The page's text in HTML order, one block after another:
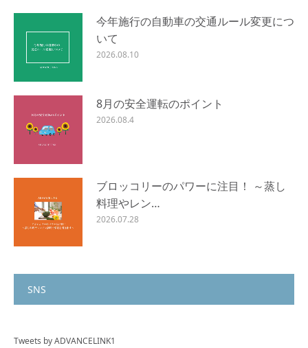
今年施行の自動車の交通ルール変更につ
いて
2026.08.10
8月の安全運転のポイント
2026.08.4
ブロッコリーのパワーに注目！ ～蒸し
料理やレン…
2026.07.28
SNS
Tweets by ADVANCELINK1